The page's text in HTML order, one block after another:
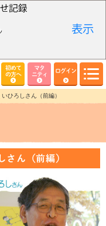
初めて
の方へ
マタ
ニティ
ログイン
ひろしさん（前編）
ん（前編）